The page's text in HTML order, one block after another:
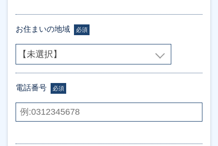
お住まいの地域 必須
電話番号 必須